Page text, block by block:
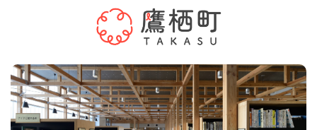
メニューを飛ばして本文へ